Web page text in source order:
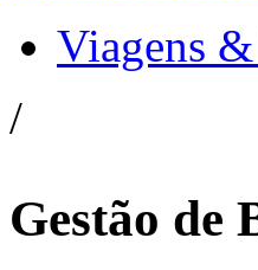
Viagens
/
Gestão de